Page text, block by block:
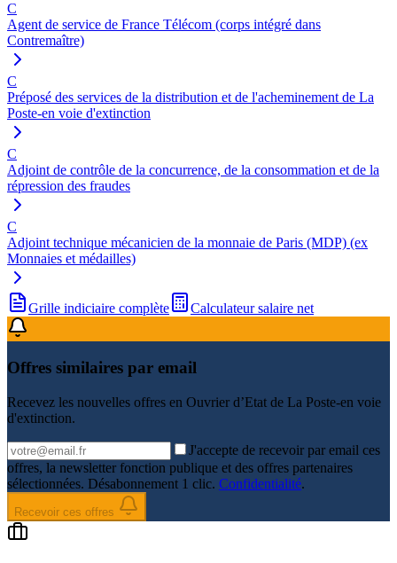
C
Agent de service de France Télécom (corps intégré dans
Contremaître)
C
Préposé des services de la distribution et de l'acheminement de La
Poste-en voie d'extinction
C
Adjoint de contrôle de la concurrence, de la consommation et de la
répression des fraudes
C
Adjoint technique mécanicien de la monnaie de Paris (MDP) (ex
Monnaies et médailles)
Grille indiciaire complète Calculateur salaire net
Offres similaires par email
Recevez les nouvelles offres en Ouvrier d’Etat de La Poste-en voie
d'extinction.
J'accepte de recevoir par email ces
offres, la newsletter fonction publique et des offres partenaires
sélectionnées. Désabonnement 1 clic. Confidentialité.
Recevoir ces offres